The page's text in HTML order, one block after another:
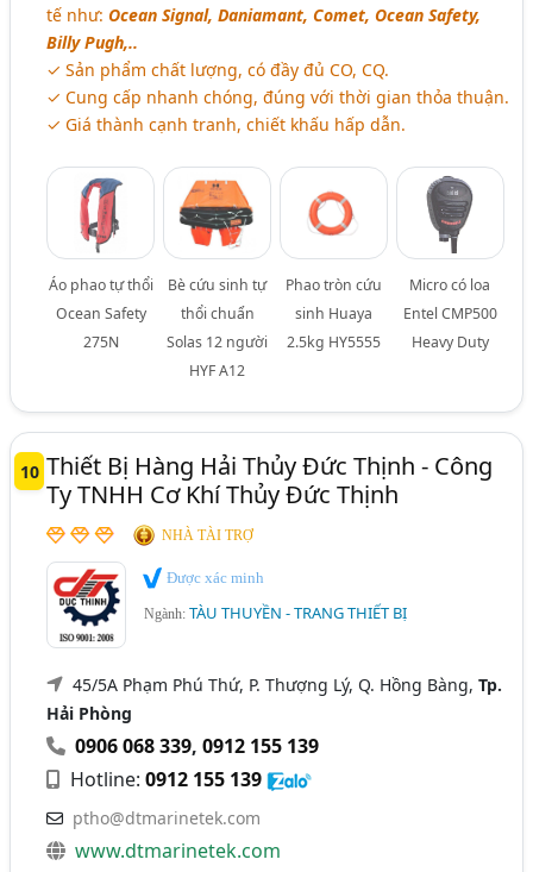
tế như:Ocean Signal, Daniamant, Comet, Ocean Safety,
Billy Pugh,..
✓ Sản phẩm chất lượng, có đầy đủ CO, CQ.
✓ Cung cấp nhanh chóng, đúng với thời gian thỏa thuận.
✓ Giá thành cạnh tranh, chiết khấu hấp dẫn.
Áo phao tự thổi
Ocean Safety
275N
Bè cứu sinh tự
thổi chuẩn
Solas 12 người
HYF A12
Phao tròn cứu
sinh Huaya
2.5kg HY5555
Micro có loa
Entel CMP500
Heavy Duty
10 Thiết Bị Hàng Hải Thủy Đức Thịnh - Công
Ty TNHH Cơ Khí Thủy Đức Thịnh
NHÀ TÀI TRỢ
Được xác minh
Ngành:TÀU THUYỀN - TRANG THIẾT BỊ
45/5A Phạm Phú Thứ, P. Thượng Lý, Q. Hồng Bàng,Tp.
Hải Phòng
0906 068 339,0912 155 139
Hotline:0912 155 139
ptho@dtmarinetek.com
www.dtmarinetek.com